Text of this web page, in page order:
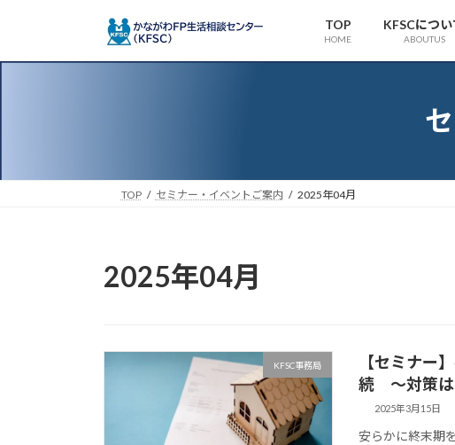
ッ
移
TOP
HOME
KFSCについ
ABOUTUS
TOP セミナー・イベントご案内 2025年04月
2025年04月
KFSC事務局
【セミナー
続 ～対策は
2025年3月15日
安らかに終末期